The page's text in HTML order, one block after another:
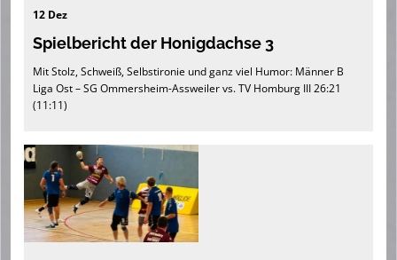
12 Dez
Spielbericht der Honigdachse 3
Mit Stolz, Schweiß, Selbstironie und ganz viel Humor: Männer B
Liga Ost – SG Ommersheim-Assweiler vs. TV Homburg III 26:21
(11:11)